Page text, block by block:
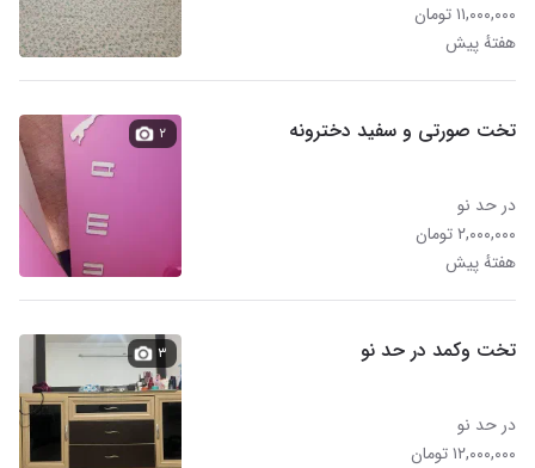
۱۱,۰۰۰,۰۰۰ تومان
هفتهٔ پیش
تخت صورتی و سفید دخترونه
در حد نو
۲,۰۰۰,۰۰۰ تومان
هفتهٔ پیش
۲
تخت وکمد در حد نو
در حد نو
۱۲,۰۰۰,۰۰۰ تومان
۳